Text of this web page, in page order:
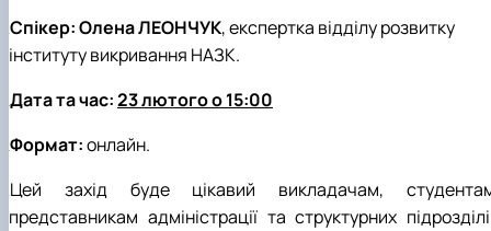
Спікер:Олена ЛЕОНЧУК, експертка відділу розвитку
інституту викривання НАЗК.
Дата та час:23 лютого о 15:00
Формат:онлайн.
Цей захід буде цікавий викладачам,
представникам адміністрації та структурних